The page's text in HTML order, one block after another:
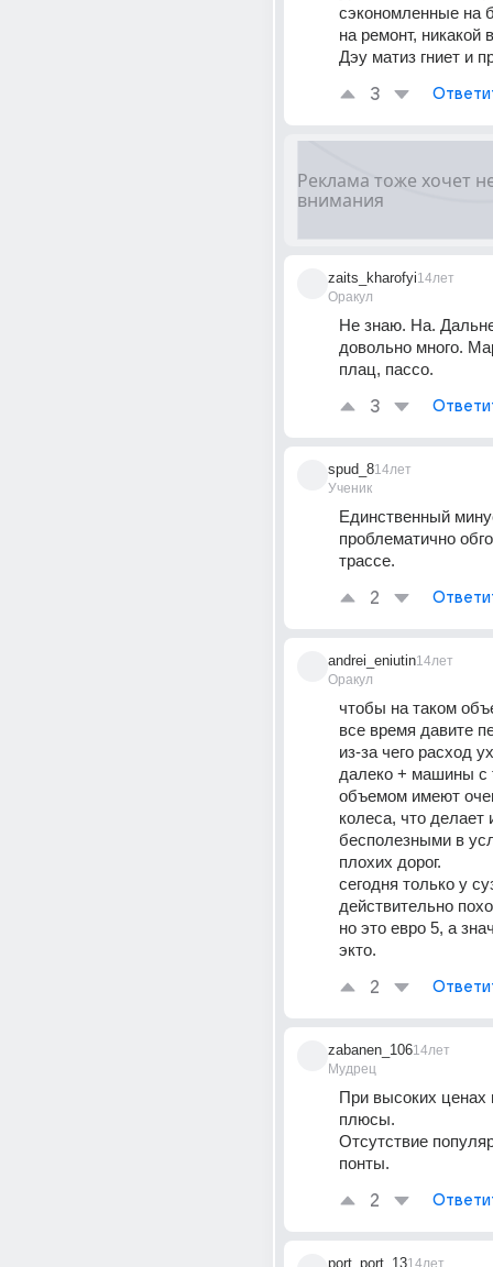
сэкономленные на
на ремонт, никакой
Дэу матиз гниет и
3
zaits_kharofyi
Оракул
14лет
Не знаю. На.
довольно много.
плац, пассо.
3
spud_8
Ученик
14лет
Единственный
проблематично
трассе.
2
andrei_eniutin
Оракул
14лет
чтобы на таком
все время давите
из-за чего расход
далеко + машины с
объемом имеют
колеса, что делает
бесполезными в
плохих дорог.
сегодня только у
действительно
но это евро 5, а
экто.
2
zabanen_106
Мудрец
14лет
При высоких ценах
плюсы.
Отсутствие
понты.
2
port_port_1314лет